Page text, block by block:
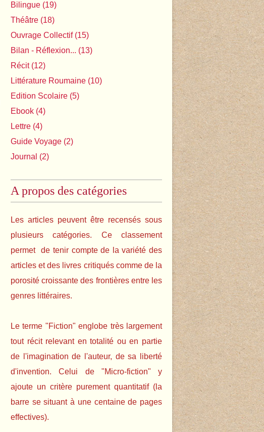
Bilingue (19)
Théâtre (18)
Ouvrage Collectif(15)
Bilan - Réflexion... (13)
Récit(12)
Littérature Roumaine (10)
Edition Scolaire (5)
Ebook (4)
Lettre (4)
Guide Voyage (2)
Journal (2)
A propos des catégories
Les articles peuvent être recensés sous
plusieurs catégories. Ce classement
permet de tenir compte de la variété des
articles et des livres critiqués comme de la
porosité croissante des frontières entre les
genres littéraires.
Le terme "Fiction" englobe très largement
tout récit relevant en totalité ou en partie
de l'imagination de l'auteur, de sa liberté
d'invention. Celui de "Micro-fiction" y
ajoute un critère purement quantitatif (la
barre se situant à une centaine de pages
effectives).